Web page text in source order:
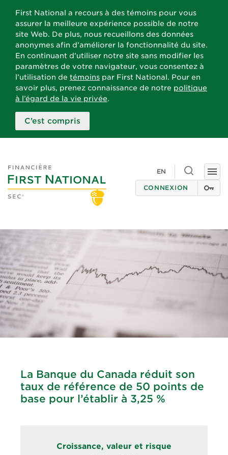
First National a recours à des témoins pour vous
assurer la meilleure expérience possible de notre
site Web. De plus, nous recueillons des données
anonymes afin d’améliorer la fonctionnalité du site.
En continuant d’utiliser notre site sans modifier les
paramètres de votre navigateur, vous consentez à
l’utilisation de témoins par First National. Pour en
savoir plus, prenez connaissance de notre politique
à l’égard de la vie privée.
C’est compris
EN
Toggle
search
CONNEXION
La Banque du Canada réduit son
taux de référence de 50 points de
base pour l’établir à 3,25 %
Croissance, valeur et risque